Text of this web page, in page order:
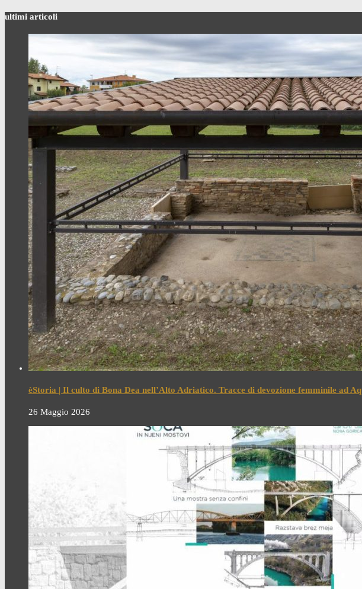
ultimi articoli
èStoria | Il culto di Bona Dea nell’Alto Adriatico. Tracce di devozione femminile ad
26 Maggio 2026